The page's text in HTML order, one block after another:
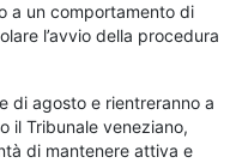
a un comportamento di
l’avvio della procedura
di agosto e rientreranno a
il Tribunale veneziano,
di mantenere attiva e